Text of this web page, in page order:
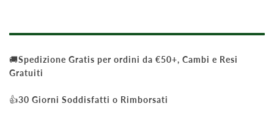
🚚Spedizione Gratis per ordini da €50+, Cambi e Resi
Gratuiti
👍30 Giorni Soddisfatti o Rimborsati